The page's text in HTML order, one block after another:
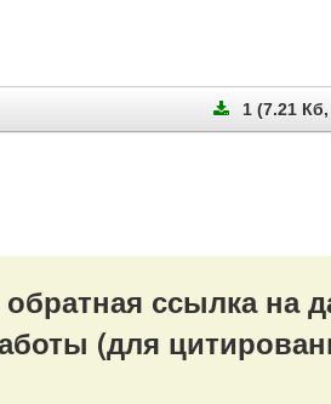
1 (7.21
ссылка на
(для